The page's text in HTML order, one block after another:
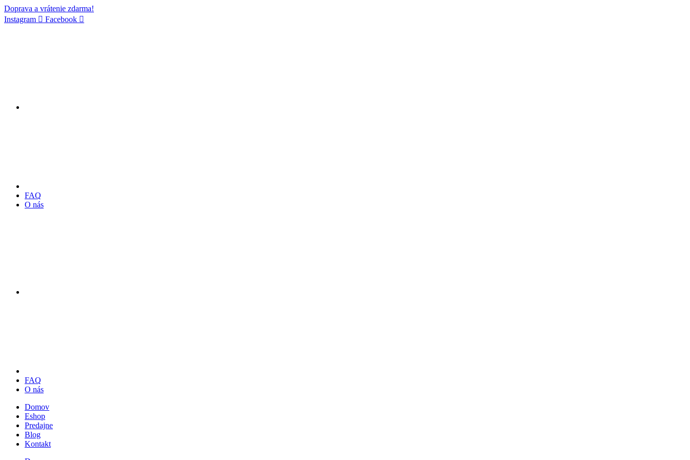
Doprava a vrátenie zdarma!
Instagram
Facebook
FAQ
O nás
FAQ
O nás
Domov
Eshop
Predajne
Blog
Kontakt